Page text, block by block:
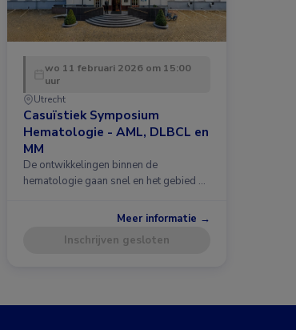
wo 11 februari 2026 om 15:00
uur
Utrecht
Casuïstiek Symposium
Hematologie - AML, DLBCL en
MM
De ontwikkelingen binnen de
hematologie gaan snel en het gebied …
Meer informatie →
Inschrijven gesloten